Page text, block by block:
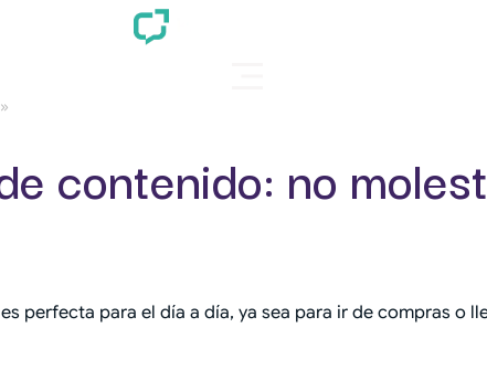
contenido: no
perfecta para el día a día, ya sea para ir de compras o